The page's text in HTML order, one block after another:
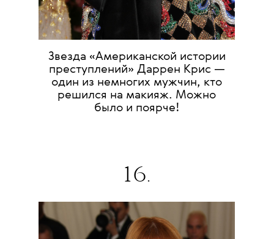
Звезда «Американской истории
преступлений» Даррен Крис —
один из немногих мужчин, кто
решился на макияж. Можно
было и поярче!
16.